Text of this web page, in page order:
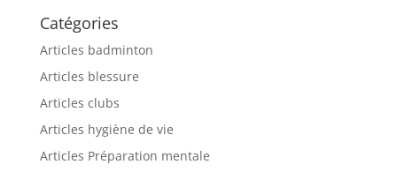
Catégories
Articles badminton
Articles blessure
Articles clubs
Articles hygiène de vie
Articles Préparation mentale